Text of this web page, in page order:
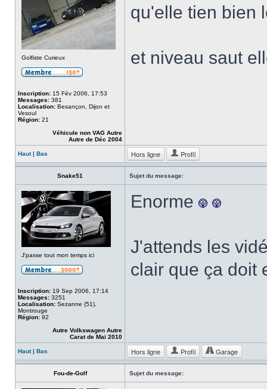
Golfiste Curieux
Inscription: 15 Fév 2006, 17:53
Messages: 381
Localisation: Besançon, Dijon et
Vesoul
Région: 21
Véhicule non VAG Autre
Autre de Déc 2004
qu'elle tien bien
et niveau saut
Haut| Bas Hors ligne Profil
Snake51 Sujet du message:
J'passe tout mon temps ici
Inscription: 19 Sep 2006, 17:14
Messages: 3251
Localisation: Sezanne (51),
Montrouge
Région: 92
Autre Volkswagen Autre
Carat de Mai 2010
Enorme
J'attends les
clair que ça doit
Haut| Bas Hors ligne Profil Garage
Fou-de-Golf Sujet du message: